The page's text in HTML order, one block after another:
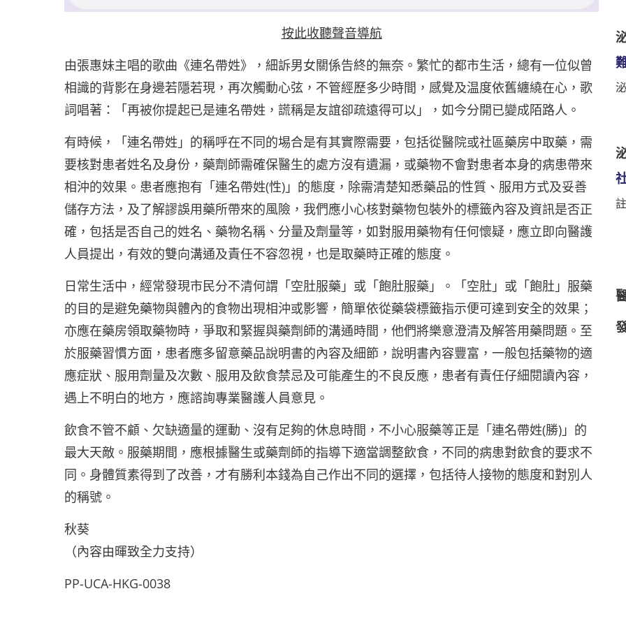
按此收聽聲音導航
由張惠妹主唱的歌曲《連名帶姓》，細訴男女關係告終的無奈。繁忙的都市生活，總有一位似曾
相識的背影在身邊若隱若現，再次觸動心弦，不管經歷多少時間，感覺及温度依舊纏繞在心，歌
詞唱著：「再被你提起已是連名帶姓，謊稱是友誼卻疏遠得可以」，如今分開已變成陌路人。
有時候，「連名帶姓」的稱呼在不同的埸合是有其實際需要，包括從醫院或社區藥房中取藥，需
要核對患者姓名及身份，藥劑師需確保醫生的處方沒有遺漏，或藥物不會對患者本身的病患帶來
相沖的效果。患者應抱有「連名帶姓(性)」的態度，除需清楚知悉藥品的性質、服用方式及妥善
儲存方法，及了解謬誤用藥所帶來的風險，我們應小心核對藥物包裝外的標籤內容及資訊是否正
確，包括是否自己的姓名、藥物名稱、分量及劑量等，如對服用藥物有任何懷疑，應立即向醫護
人員提出，有效的雙向溝通及責任不容忽視，也是取藥時正確的態度。
日常生活中，經常發現市民分不清何謂「空肚服藥」或「飽肚服藥」。「空肚」或「飽肚」服藥
的目的是避免藥物與體內的食物出現相沖或影響，簡單依從藥袋標籤指示便可達到安全的效果；
亦應在藥房領取藥物時，爭取和緊握與藥劑師的溝通時間，他們將樂意澄清及解答用藥問題。至
於服藥習慣方面，患者應多留意藥品說明書的內容及細節，說明書內容豐富，一般包括藥物的適
應症狀、服用劑量及次數、服用及飲食禁忌及可能產生的不良反應，患者有責任仔細閱讀內容，
遇上不明白的地方，應諮詢專業醫護人員意見。
飲食不管不顧、欠缺適量的運動、沒有足夠的休息時間，不小心服藥等正是「連名帶姓(勝)」的
最大天敵。服藥期間，應根據醫生或藥劑師的指導下適當調整飲食，不同的病患對飲食的要求不
同。身體質素得到了改善，才有勝利本錢為自己作出不同的選擇，包括待人接物的態度和對別人
的稱號。
秋葵
（內容由暉致全力支持）
PP-UCA-HKG-0038